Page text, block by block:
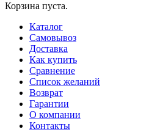
Корзина пуста.
Каталог
Самовывоз
Доставка
Как купить
Сравнение
Список желаний
Возврат
Гарантии
О компании
Контакты